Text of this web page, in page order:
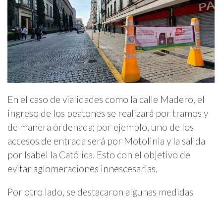
En el caso de vialidades como la calle Madero, el
ingreso de los peatones se realizará por tramos y
de manera ordenada; por ejemplo, uno de los
accesos de entrada será por Motolinia y la salida
por Isabel la Católica. Esto con el objetivo de
evitar aglomeraciones innescesarias.
Por otro lado, se destacaron algunas medidas